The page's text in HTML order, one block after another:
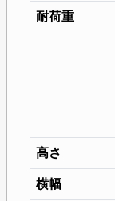
耐荷重
高さ
横幅